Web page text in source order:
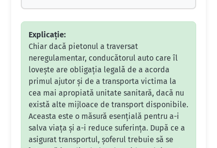
Explicație:
Chiar dacă pietonul a traversat
neregulamentar, conducătorul auto care îl
lovește are obligația legală de a acorda
primul ajutor și de a transporta victima la
cea mai apropiată unitate sanitară, dacă nu
există alte mijloace de transport disponibile.
Aceasta este o măsură esențială pentru a-i
salva viața și a-i reduce suferința. După ce a
asigurat transportul, șoferul trebuie să se